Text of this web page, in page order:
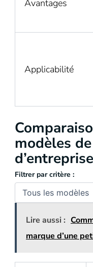
Avantages
Applicabilité
modèles
d’entreprise
Filtrer par critère :
Lire aussi :
marque d’une